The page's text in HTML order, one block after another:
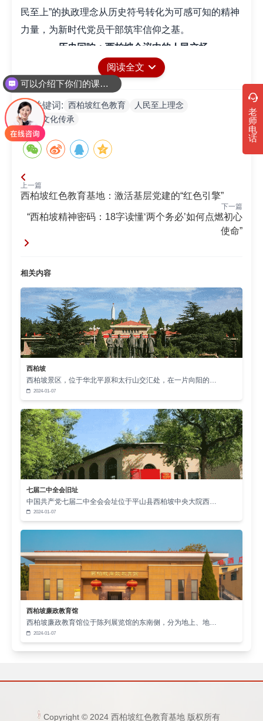
民至上”的执政理念从历史符号转化为可感可知的精神
力量，为新时代党员干部筑牢信仰之基。
一、历史回响：西柏坡会议中的人民立场‌
1949年的西柏坡会议，确立了“一切为了群众，一
切依靠群众”的工作路线。教育基地通过还原七届二中
全会旧址、电报作战室等场景，再现党在重大历史关
头始终将人民利益置于首位的决策逻辑，诠释“赶考精
神”的核心内涵。
二、教育创新：沉浸式体验激活红色记忆‌
验”“红色剧本杀”等互动项目，让参观者化身历史角
色，在模拟决策与任务协作中感悟“人民是真正的英
雄”。这种寓教于行的方式，使抽象理念转化为具象行
动指南。
西柏坡干部学院将红色教育与基层治理结合，开
设“民生需求调研实训课”，引导学员深入田间地头调
研。数据显示，参训干部返岗后推动惠民政策落实效
率提升23%，印证红色教育对强化公仆意识的实际效
能。
四、时代启示：红色IP赋能执政理念传播‌
通过打造“西柏坡大讲堂”云平台、推出《人民至
上》主题光影秀，基地以数字化手段扩大辐射范围。
2023年线上课程覆盖超50万党员，推动红色教育
从“一时感动”升华为“长期践行”。
结语：以人民为尺，丈量初心使命‌
西柏坡红色教育基地如同一座精神熔炉，将“人民
至上”理念熔铸于党员干部的血脉之中。当历史的火炬
传递到新时代，这份初心不仅需要铭记，更应在乡村
振兴、社会治理中转化为躬身力行的时代答卷。
阅读全文
关键词: 西柏坡红色教育
人民至上理念
红色文化传承
上一篇
西柏坡红色教育基地：激活基层党建的“红色引擎”
下一篇
“西柏坡精神密码：18字读懂‘两个务必’如何点燃初心
使命”‌
相关内容
西柏坡
西柏坡景区，位于华北平原和太行山交汇处，在一片向阳的…
2024-01-07
七届二中全会旧址
中国共产党七届二中全会会址位于平山县西柏坡中央大院西…
2024-01-07
西柏坡廉政教育馆
西柏坡廉政教育馆位于陈列展览馆的东南侧，分为地上、地…
2024-01-07
Copyright © 2024 西柏坡红色教育基地 版权所有
老
师
电
话
可以介绍下你们的课程吗？